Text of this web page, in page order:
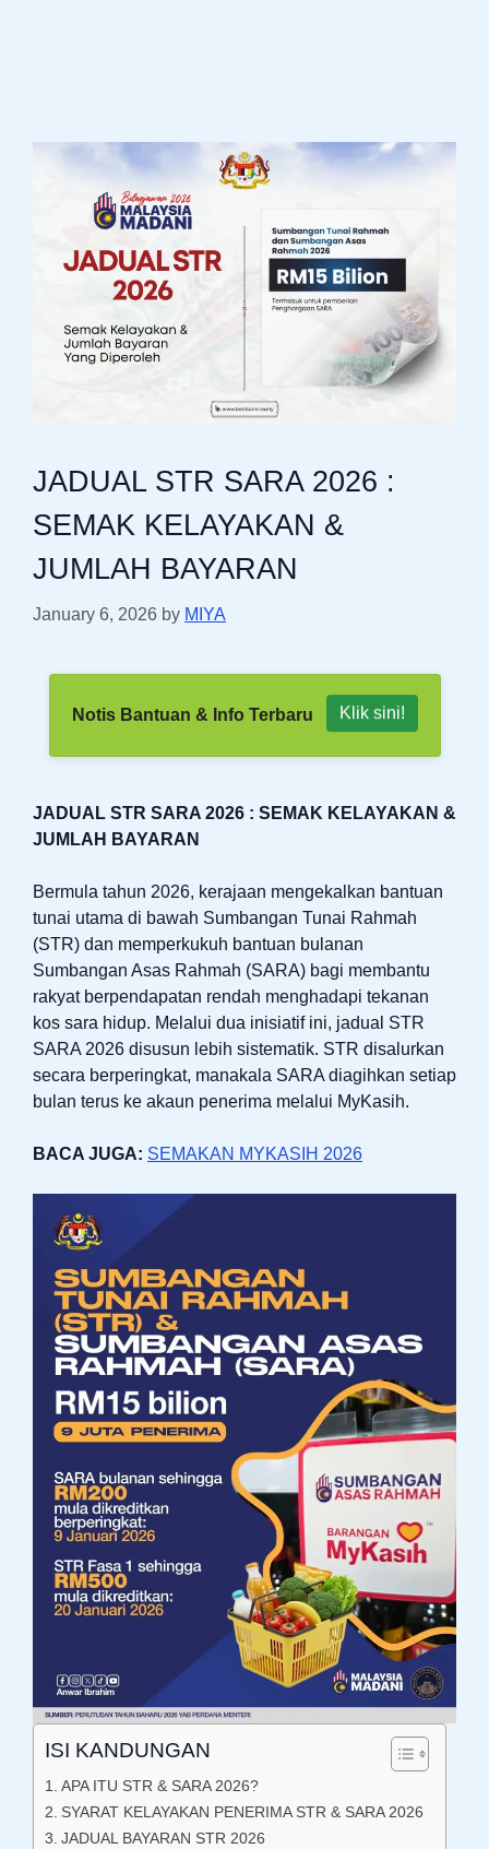
JADUAL STR SARA 2026 :
SEMAK KELAYAKAN &
JUMLAH BAYARAN
January 6, 2026 by MIYA
Notis Bantuan & Info Terbaru Klik sini!
JADUAL STR SARA 2026 : SEMAK KELAYAKAN &
JUMLAH BAYARAN
Bermula tahun 2026, kerajaan mengekalkan bantuan
tunai utama di bawah Sumbangan Tunai Rahmah
(STR) dan memperkukuh bantuan bulanan
Sumbangan Asas Rahmah (SARA) bagi membantu
rakyat berpendapatan rendah menghadapi tekanan
kos sara hidup. Melalui dua inisiatif ini, jadual STR
SARA 2026 disusun lebih sistematik. STR disalurkan
secara berperingkat, manakala SARA diagihkan setiap
bulan terus ke akaun penerima melalui MyKasih.
BACA JUGA: SEMAKAN MYKASIH 2026
ISI KANDUNGAN
APA ITU STR & SARA 2026?
SYARAT KELAYAKAN PENERIMA STR & SARA 2026
JADUAL BAYARAN STR 2026